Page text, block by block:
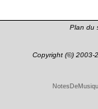
Plan du
Copyright (©) 2003-